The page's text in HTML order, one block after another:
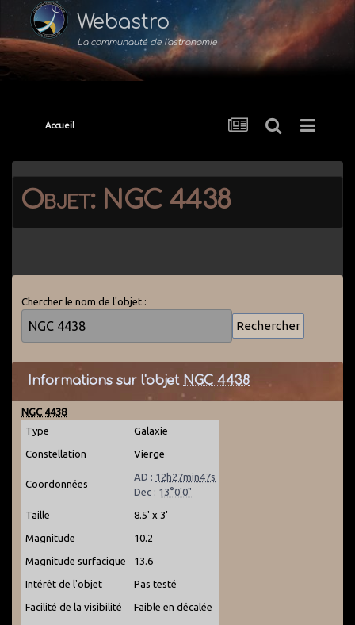
Webastro
La communauté de l'astronomie
Accueil
Objet: NGC 4438
Chercher le nom de l'objet :
Informations sur l'objet NGC 4438
NGC 4438
Type
Galaxie
Constellation Vierge
Coordonnées
AD : 12h27min47s
Dec : 13°0'0"
Taille 8.5' x 3'
Magnitude 10.2
Magnitude surfacique 13.6
Intérêt de l'objet Pas testé
Facilité de la visibilité Faible en décalée